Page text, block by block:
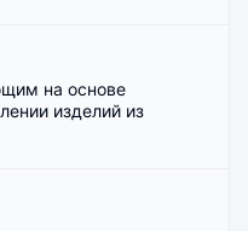
на основе
изделий из